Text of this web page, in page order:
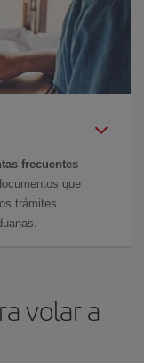
frecuentes
que
trámites
volar a